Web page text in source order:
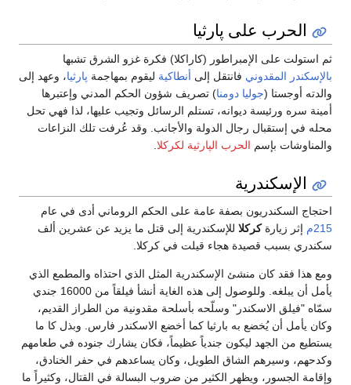
الحرب على پارثيا
ثم استولت على الإمبراطور (كاراكلا) فكرة غزو الشرق تشبها
بالإسكندر المقدوني فانتقل إلى أنطاكية ليقوم بمهاجمة پارثيا، وعهد إلى
والدته أوجستا (جوليا دومنا) تصريف شؤون الحكم المدني وإعتبرها
أمينة سره ورئيسة ديوانه، تستلم الرسائل وتجيب عليها، لذا فهي تحل
محله في إستقبال رجال الدولة والأجانب. وقد عُرفت تلك النزاعات
والمناوشات بإسم الحرب الپارثية لكركلا
الإسكندرية
احتجاج السكندريون بصفة عامة على الحكم الروماني أدى في عام
215م
إثر زيارةكركلا للإسكندرية إلى قتل ما يزيد عن عشرين ألف
سكندري بسبب قصيدة هجاء قيلت في كركلا.
ومع هذا فقد كان منشئ الإسكندرية المثل الذي احتذاه والمطمع الذي
يأمل أن يبلغه. وللوصول إلى هذه الغاية أنشأ فيلقاً من 16000 جندي
سمّاه "فيلق الاسكندر" وسلّحه بأسلحة مقدونية من الطراز القديم،
وكان يأمل أن يُخضع به بارثيا كما أخضع الاسكندر فارس. وبذل كا ما
يستطيع من الجهد ليكون جندياً عظيماً، فكان يشارك جنوده في طعامهم
وكدحهم، وسيرهم الشاق الطويل، وكان يساعدهم في حفر الخنادق،
وإقامة الجسور، ويظهر الكثير من ضروب البسالة في القتال، وكثيراً ما